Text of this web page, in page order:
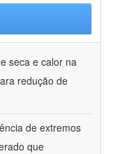
seca e calor na
redução de
de extremos
que